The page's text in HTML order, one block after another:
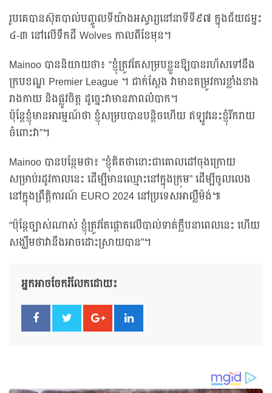
រូបគេបានស៊ុតបាល់បញ្ចូលទីយ៉ាងអស្ចារ្យនៅនាទីទី៩៧ ក្នុងជ័យជម្នះ
៤-៣ នៅលើទឹកដី Wolves កាលពីខែមុន។
Mainoo បាននិយាយថា៖ “ខ្ញុំត្រូវតែសម្របខ្លួនឱ្យបានរហ័សទៅនឹង
ក្របខណ្ឌ Premier League ។ ជាក់ស្តែង វាមានតម្រូវការខ្លាំងខាង
រាងកាយ និងផ្លូវចិត្ត ដូច្នេះវាមានភាពលំបាក។
ប៉ុន្តែខ្ញុំមានអារម្មណ៍ថា ខ្ញុំសម្របបានបន្តិចហើយ ឥឡូវនេះខ្ញុំរីករាយ
ចំពោះវា”។
Mainoo បានបន្ថែមថា៖ “ខ្ញុំគិតថានោះជាគោលដៅចុងក្រោយ
សម្រាប់រដូវកាលនេះ ដើម្បីមានឈ្មោះនៅក្នុងក្រុម” ដើម្បីចូលលេង
នៅក្នុងព្រឹត្តិការណ៍ EURO 2024 នៅប្រទេសអាល្លឺម៉ង់៕
“ប៉ុន្តែច្បាស់ណាស់ ខ្ញុំត្រូវតែផ្តោតលើបាល់ទាត់ក្លឹបនាពេលនេះ ហើយ
សង្ឃឹមថាវានឹងអាចដោះស្រាយបាន”។
អ្នកអាចចែករំលែកដោយ៖